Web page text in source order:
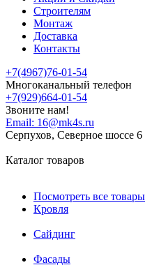
Строителям
Монтаж
Доставка
Контакты
+7(4967)76-01-54
Многоканальный телефон
+7(929)664-01-54
Звоните нам!
Email: 16@mk4s.ru
Серпухов, Северное шоссе 6
Каталог товаров
Посмотреть все товары
Кровля
Сайдинг
Фасады